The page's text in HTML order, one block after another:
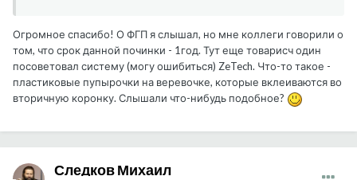
Огромное спасибо! О ФГП я слышал, но мне коллеги говорили о
том, что срок данной починки - 1год. Тут еще товарисч один
посоветовал систему (могу ошибиться) ZeTech. Что-то такое -
пластиковые пупырочки на веревочке, которые вклеиваются во
вторичную коронку. Слышали что-нибудь подобное?
Следков Михаил